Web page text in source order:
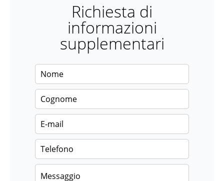
Richiesta di
informazioni
supplementari